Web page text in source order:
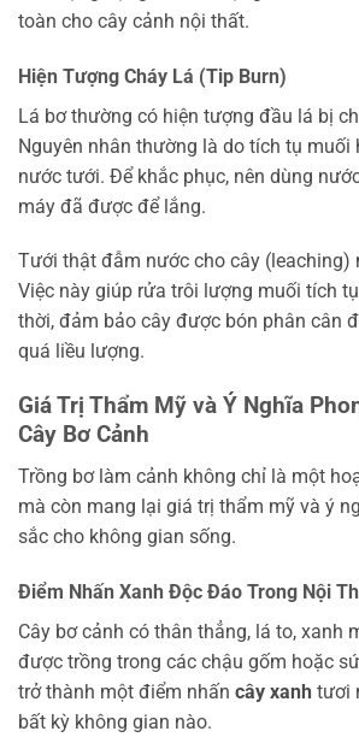
toàn cho cây cảnh nội thất.
Hiện Tượng Cháy Lá (Tip Burn)
Lá bơ thường có hiện tượng đầu lá bị
Nguyên nhân thường là do tích tụ muối
nước tưới. Để khắc phục, nên dùng
máy đã được để lắng.
Tưới thật đẫm nước cho cây (leaching)
Việc này giúp rửa trôi lượng muối tích
thời, đảm bảo cây được bón phân cân
quá liều lượng.
Giá Trị Thẩm Mỹ và Ý Nghĩa
Cây Bơ Cảnh
Trồng bơ làm cảnh không chỉ là một
mà còn mang lại giá trị thẩm mỹ và ý
sắc cho không gian sống.
Điểm Nhấn Xanh Độc Đáo Trong Nội
Cây bơ cảnh có thân thẳng, lá to, xanh
được trồng trong các chậu gốm hoặc
trở thành một điểm nhấn cây xanh tươi
bất kỳ không gian nào.